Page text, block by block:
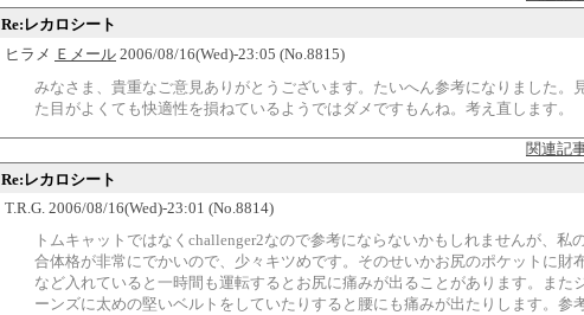
Re:レカロシート
ヒラメ Ｅメール 2006/08/16(Wed)-23:05 (No.8815)
みなさま、貴重なご意見ありがとうございます。たいへん参考になりました。
た目がよくても快適性を損ねているようではダメですもんね。考え直します。
関連記
Re:レカロシート
T.R.G. 2006/08/16(Wed)-23:01 (No.8814)
トムキャットではなくchallenger2なので参考にならないかもしれませんが、私
合体格が非常にでかいので、少々キツめです。そのせいかお尻のポケットに財
など入れていると一時間も運転するとお尻に痛みが出ることがあります。また
ーンズに太めの堅いベルトをしていたりすると腰にも痛みが出たりします。参